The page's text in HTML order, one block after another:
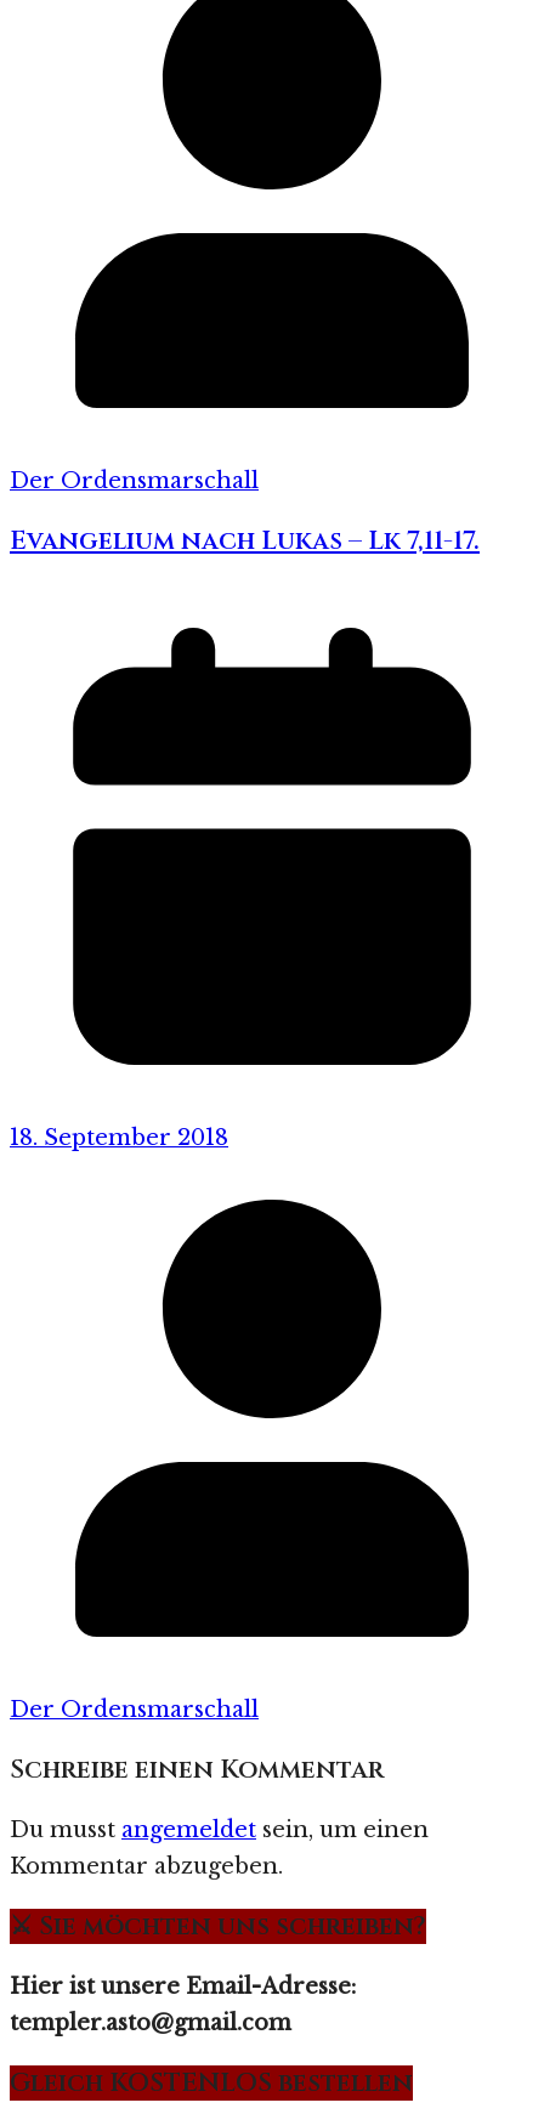
Der Ordensmarschall
Evangelium nach Lukas – Lk 7,11-17.
18. September 2018
Der Ordensmarschall
Schreibe einen Kommentar
Du musst angemeldet sein, um einen
Kommentar abzugeben.
⚔️ Sie möchten uns schreiben?
Hier ist unsere Email-Adresse:
templer.asto@gmail.com
Gleich KOSTENLOS bestellen